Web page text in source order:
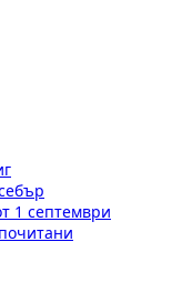
1 септември